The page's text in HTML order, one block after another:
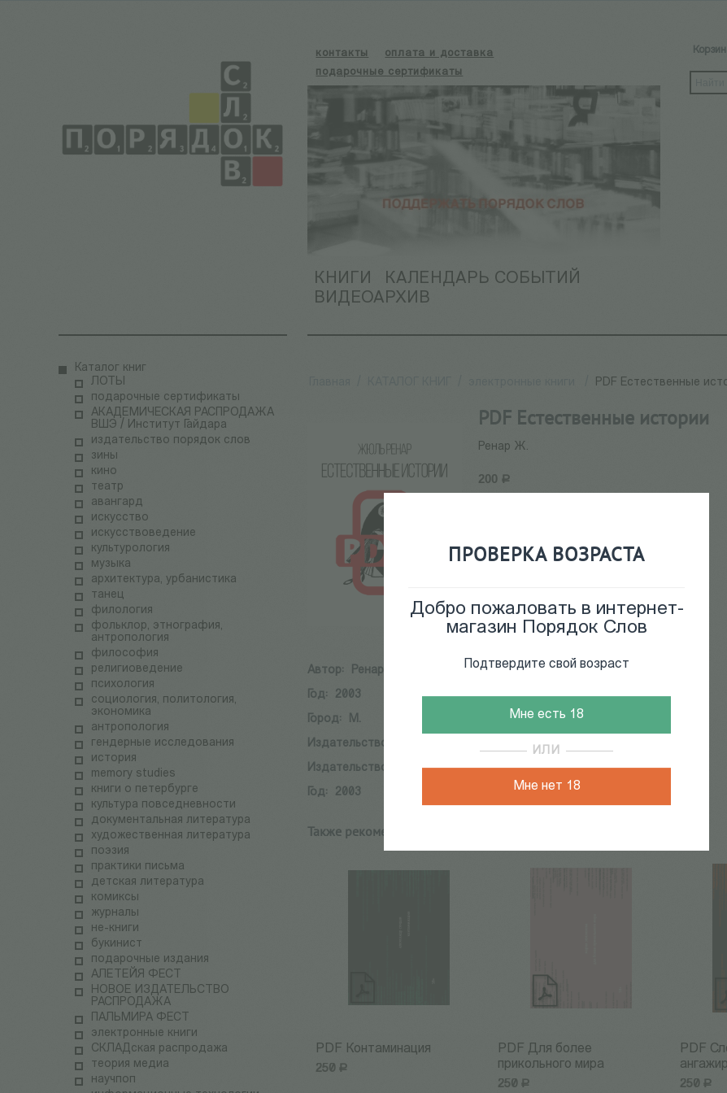
ПРОВЕРКА ВОЗРАСТА
Добро пожаловать в интернет-
магазин Порядок Слов
Подтвердите свой возраст
Мне есть 18
ИЛИ
Мне нет 18
контакты
оплата и доставка
подарочные сертификаты
КНИГИ
КАЛЕНДАРЬ СОБЫТИЙ
ВИДЕОАРХИВ
Каталог книг
ЛОТЫ
подарочные сертификаты
АКАДЕМИЧЕСКАЯ РАСПРОДАЖА
ВШЭ / Институт Гайдара
издательство порядок слов
зины
кино
театр
авангард
искусство
искусствоведение
культурология
музыка
архитектура, урбанистика
танец
филология
фольклор, этнография,
антропология
философия
религиоведение
психология
социология, политология,
экономика
антропология
гендерные исследования
история
memory studies
книги о петербурге
культура повседневности
документальная литература
художественная литература
поэзия
практики письма
детская литература
комиксы
журналы
не-книги
букинист
подарочные издания
АЛЕТЕЙЯ ФЕСТ
НОВОЕ ИЗДАТЕЛЬСТВО
РАСПРОДАЖА
ПАЛЬМИРА ФЕСТ
электронные книги
СКЛАДская распродажа
теория медиа
научпоп
PDF Естественные
PDF Естественные истории
Ренар Ж.
200 Р
Поставка в электронном виде.
Автор:
Ренар Ж.
Год:
2003
Город:
М.
Издательство:
Издательство:
ИД Юность
Год:
2003
Также рекомендуем:
PDF Контаминация
250 Р
PDF Для более
прикольного мира
250 Р
PDF
250 Р